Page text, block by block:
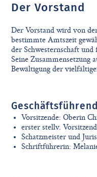
Der Vorstand
Der Vorstand wird von
bestimmte Amtszeit
der Schwesternschaft und
Seine Zusammensetzung
Bewältigung der
Vorsitzende: Oberin
erster stellv.
Schatzmeister und
Schriftführerin: